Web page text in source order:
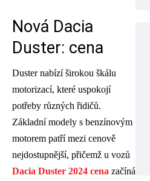
Nová Dacia
Duster: cena
Duster nabízí širokou škálu
motorizací, které uspokojí
potřeby různých řidičů.
Základní modely s benzínovým
motorem patří mezi cenově
nejdostupnější, přičemž u vozů
Dacia Duster 2024 cena začíná